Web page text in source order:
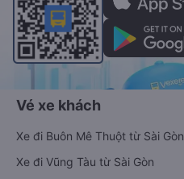
Vé xe khách
Xe đi Buôn Mê Thuột từ Sài Gòn
Xe đi Vũng Tàu từ Sài Gòn